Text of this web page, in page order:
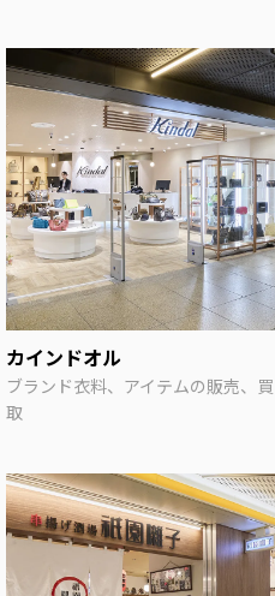
カインドオル
ブランド衣料、アイテムの販売、買
取